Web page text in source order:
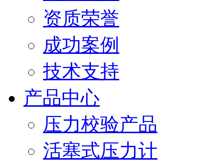
资质荣誉
成功案例
技术支持
产品中心
压力校验产品
活塞式压力计